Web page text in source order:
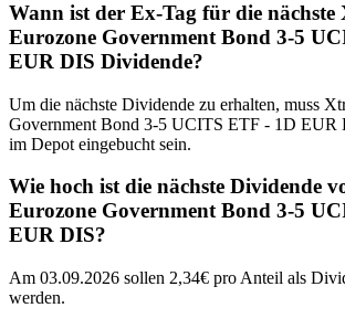
Wann ist der Ex-Tag für die
Eurozone Government Bond 3-5
EUR DIS Dividende?
Um die nächste Dividende zu erhalten, muss
Government Bond 3-5 UCITS ETF - 1D EUR
im Depot eingebucht sein.
Wie hoch ist die nächste Dividende
Eurozone Government Bond 3-5
EUR DIS?
Am 03.09.2026 sollen 2,34€ pro Anteil als
werden.